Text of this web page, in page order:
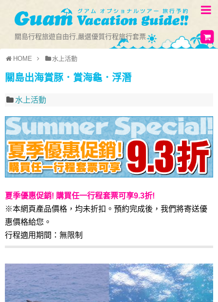
關島行程旅遊自由行,嚴選優質行程旅行套票
HOME 水上活動
關島出海賞豚．賞海龜．浮潛
水上活動
夏季優惠促銷! 購買任一行程套票可享9.3折!
※本網頁產品價格，均未折扣。預約完成後，我們將寄送優
惠價格給您。
行程適用期間：無限制